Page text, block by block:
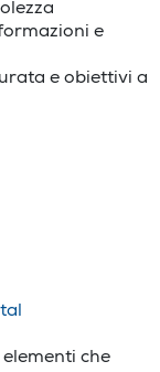
e
e obiettivi a
che